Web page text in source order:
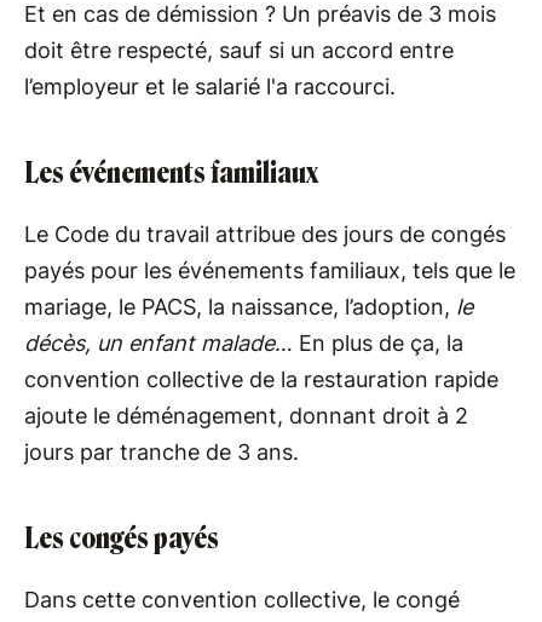
Et en cas de démission ? Un préavis de 3 mois
doit être respecté, sauf si un accord entre
l’employeur et le salarié l'a raccourci.
Les événements familiaux
Le Code du travail attribue des jours de congés
payés pour les événements familiaux, tels que le
mariage, le PACS, la naissance, l’adoption, le
décès, un enfant malade… En plus de ça, la
convention collective de la restauration rapide
ajoute le déménagement, donnant droit à 2
jours par tranche de 3 ans.
Les congés payés
Dans cette convention collective, le congé